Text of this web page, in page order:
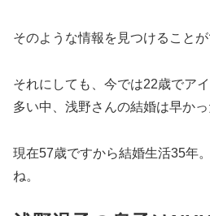
そのような情報を見つけることが
それにしても、今では22歳でア
多い中、浅野さんの結婚は早かっ
現在57歳ですから結婚生活35年
ね。